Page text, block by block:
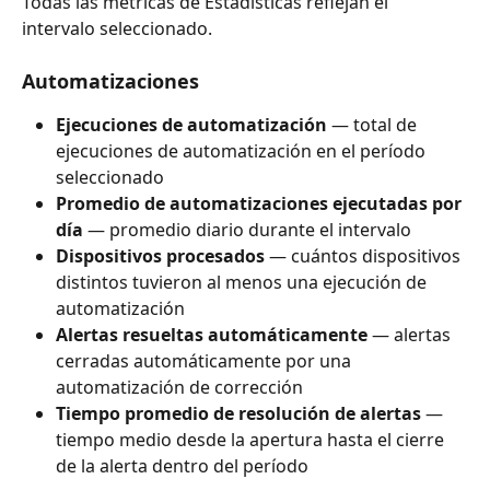
intervalo seleccionado.
Automatizaciones
Ejecuciones de automatización — total de
ejecuciones de automatización en el período
seleccionado
Promedio de automatizaciones ejecutadas por
día — promedio diario durante el intervalo
Dispositivos procesados — cuántos dispositivos
distintos tuvieron al menos una ejecución de
automatización
Alertas resueltas automáticamente — alertas
cerradas automáticamente por una
automatización de corrección
Tiempo promedio de resolución de alertas —
tiempo medio desde la apertura hasta el cierre
de la alerta dentro del período